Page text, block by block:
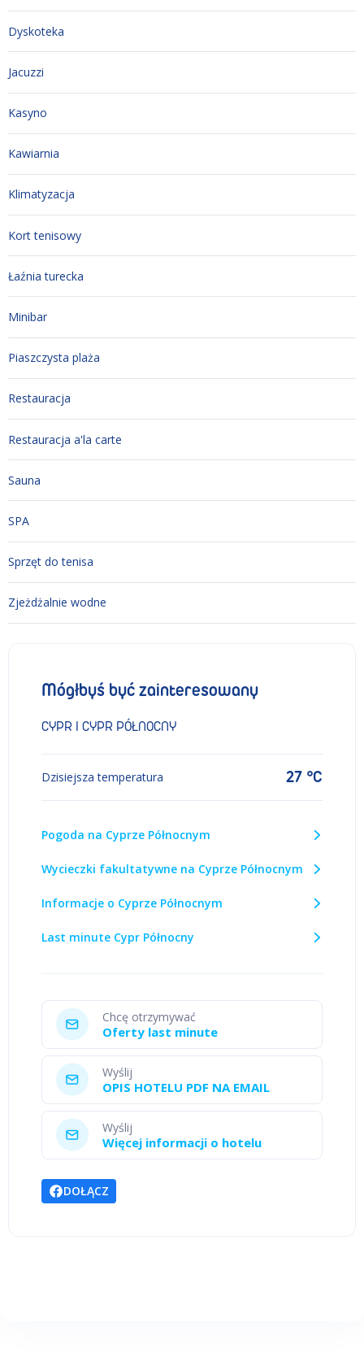
Dyskoteka
Jacuzzi
Kasyno
Kawiarnia
Klimatyzacja
Kort tenisowy
Łaźnia turecka
Minibar
Piaszczysta plaża
Restauracja
Restauracja a'la carte
Sauna
SPA
Sprzęt do tenisa
Zjeżdżalnie wodne
Mógłbyś być zainteresowany
CYPR I CYPR PÓŁNOCNY
Dzisiejsza temperatura 27 °C
Pogoda na Cyprze Północnym
Wycieczki fakultatywne na Cyprze Północnym
Informacje o Cyprze Północnym
Last minute Cypr Północny
Chcę otrzymywać
Oferty last minute
Wyślij
OPIS HOTELU PDF NA EMAIL
Wyślij
Więcej informacji o hotelu
DOŁĄCZ